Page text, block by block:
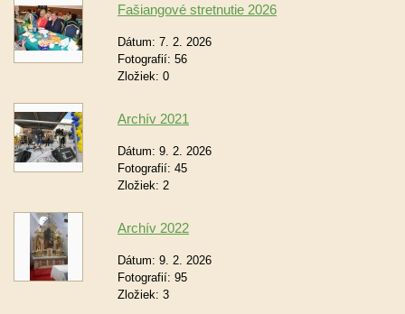
Fašiangové stretnutie 2026
Dátum: 7. 2. 2026
Fotografií: 56
Zložiek: 0
Archív 2021
Dátum: 9. 2. 2026
Fotografií: 45
Zložiek: 2
Archív 2022
Dátum: 9. 2. 2026
Fotografií: 95
Zložiek: 3